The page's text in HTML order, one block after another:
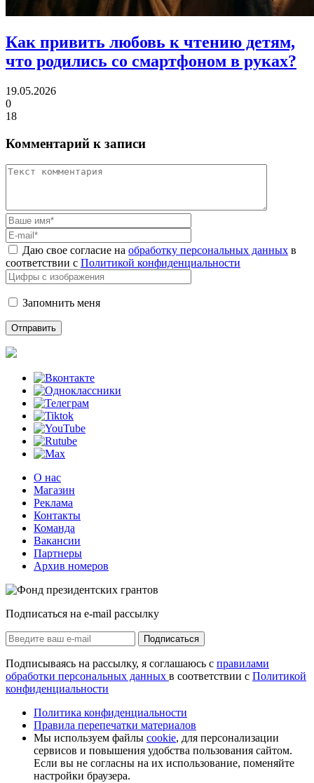
Как привить любовь к чтению детям,
что родились со смартфоном в руках?
19.05.2026
0
18
Комментарий к записи
Даю свое согласие на обработку персональных данных в
соответствии с Политикой конфиденциальности
Запомнить меня
О нас
Магазин
Реклама
Контакты
Команда
Вакансии
Партнеры
Архив номеров
Подписаться на e-mail рассылку
Подписаться
Подписываясь на рассылку, я соглашаюсь с правилами
обработки персональных данных в соответствии с Политикой
конфиденциальности
Политика конфиденциальности
Правила перепечатки материалов
Мы используем файлы cookie, для персонализации
сервисов и повышения удобства пользования сайтом.
Если вы не согласны на их использование, поменяйте
настройки браузера.